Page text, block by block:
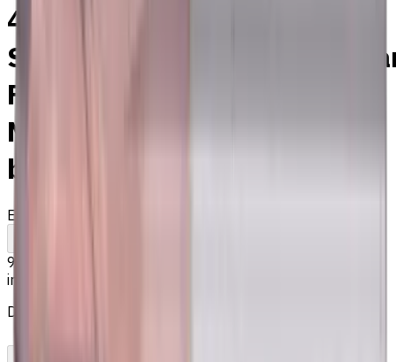
4 mm VHM Schaftfräser,2
Für P,H
Materialien,TiSiAlCrN
beschichtet
EM281-2WL-040
9,77 €
inkl. MwSt.
Der Preis wurde am 07.08.2026 berechnet